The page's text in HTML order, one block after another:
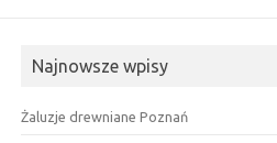
Najnowsze wpisy
Żaluzje drewniane Poznań